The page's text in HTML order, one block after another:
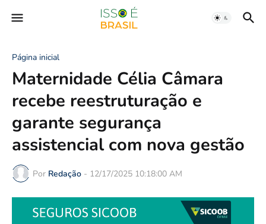
Página inicial
Maternidade Célia Câmara
recebe reestruturação e
garante segurança
assistencial com nova gestão
Por Redação - 12/17/2025 10:18:00 AM